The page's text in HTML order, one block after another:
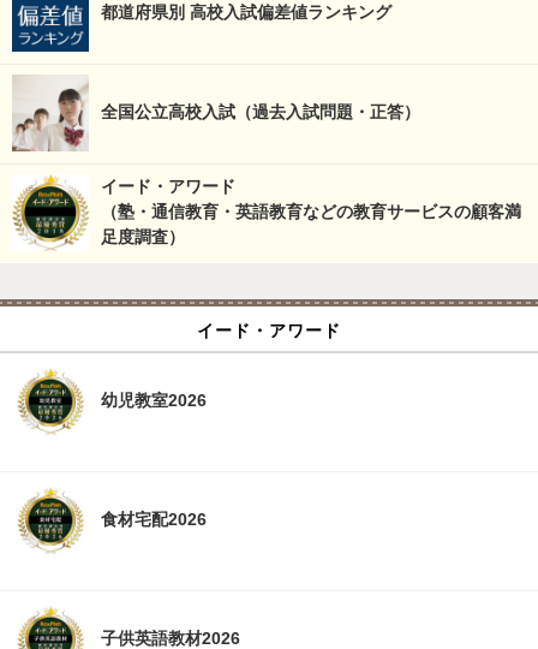
都道府県別 高校入試偏差値ランキング
全国公立高校入試（過去入試問題・正答）
イード・アワード
（塾・通信教育・英語教育などの教育サービスの顧客満
足度調査）
イード・アワード
幼児教室2026
食材宅配2026
子供英語教材2026